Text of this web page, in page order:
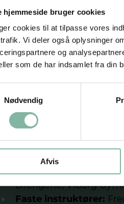
hjemmeside bruger cookies
cookies til at tilpasse vores
Vi deler også oplysninger
og
som de har indsamlet fra din
Nødvendig
Afvis
Tættere samarbejde
Øget rekruttering og
Et fælles visuelt udtryk
Initiativet rummer
flere
FACEOFF.
Organisationen består af:
Akademileder:
Vesterlund Efterskole
Foreninger:
Drengene, Viborg
Faste instruktører: